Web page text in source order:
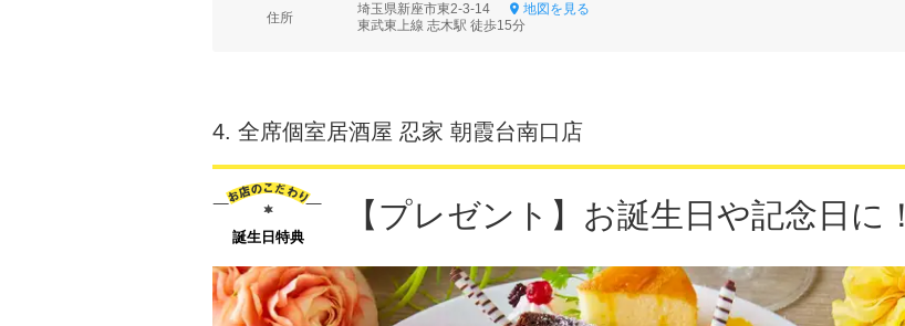
住所
埼玉県新座市東2-3-14
地図を見る
東武東上線 志木駅 徒歩15分
4. 全席個室居酒屋 忍家 朝霞台南口店
誕生日特典
【プレゼント】お誕生日や記念日に！